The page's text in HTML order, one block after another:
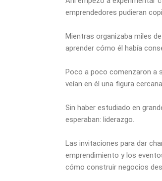
emprendedores pudieran
Mientras organizaba miles
aprender cómo él había
Poco a poco comenzaron a
veían en él una figura
Sin haber estudiado en
esperaban: liderazgo.
Las invitaciones para dar
emprendimiento y los
cómo construir negocios